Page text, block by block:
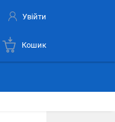
Увійти
Кошик